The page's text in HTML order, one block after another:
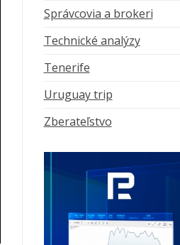
Správcovia a brokeri
Technické analýzy
Tenerife
Uruguay trip
Zberateľstvo